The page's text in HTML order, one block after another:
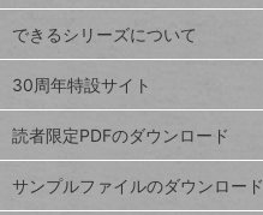
ド
Google
スプレ
ッドシ
ート
iPhone
VLOOKUP
ト
ッ
プ
ペ
ジ
できるシリーズについて
30周年特設サイト
読者限定PDFのダウンロード
サンプルファイルのダウンロード